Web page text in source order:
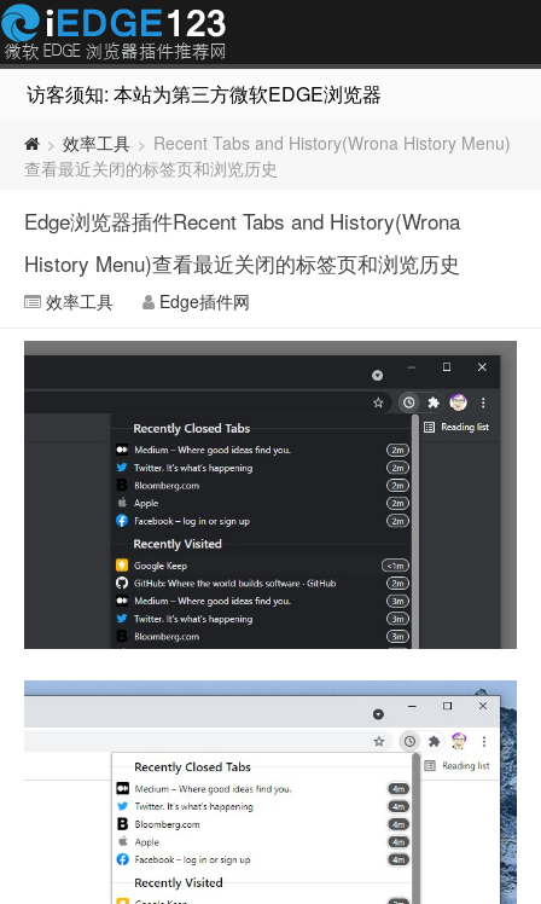
访客须知: 本站为第三方微软EDGE浏览器插件推荐网站，
> 效率工具 > Recent Tabs and History(Wrona History Menu)
查看最近关闭的标签页和浏览历史
Edge浏览器插件Recent Tabs and History(Wrona
History Menu)查看最近关闭的标签页和浏览历史
效率工具 Edge插件网